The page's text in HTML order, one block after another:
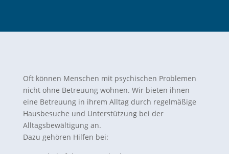
Oft können Menschen mit psychischen Problemen
nicht ohne Betreuung wohnen. Wir bieten ihnen
eine Betreuung in ihrem Alltag durch regelmäßige
Hausbesuche und Unterstützung bei der
Alltagsbewältigung an.
Dazu gehören Hilfen bei: